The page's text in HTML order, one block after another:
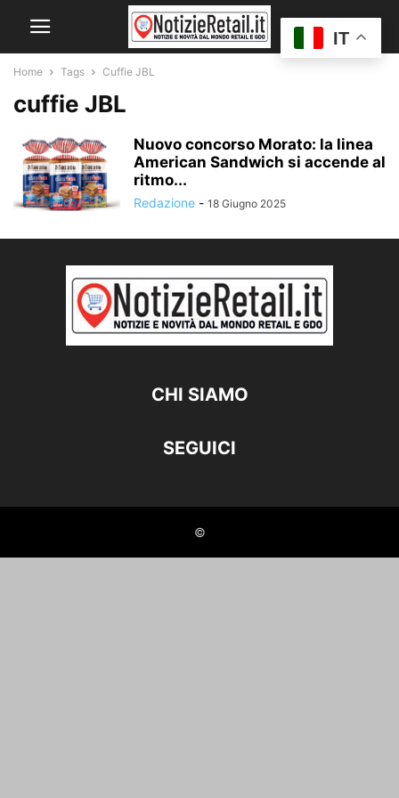
Home Tags Cuffie JBL
cuffie JBL
Nuovo concorso Morato: la linea
American Sandwich si accende al
ritmo...
Redazione - 18 Giugno 2025
CHI SIAMO
SEGUICI
©
IT